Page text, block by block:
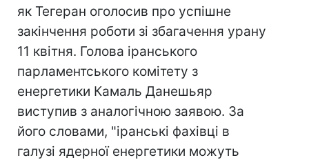
як Тегеран оголосив про успішне
закінчення роботи зі збагачення урану
11 квітня. Голова іранського
парламентського комітету з
енергетики Камаль Данешьяр
виступив з аналогічною заявою. За
його словами, "іранські фахівці в
галузі ядерної енергетики можуть